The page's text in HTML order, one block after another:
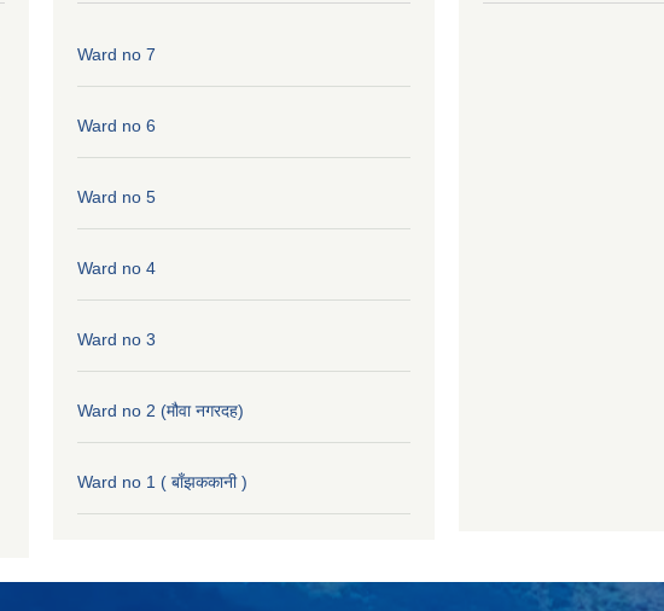
Ward no 7
Ward no 6
Ward no 5
Ward no 4
Ward no 3
Ward no 2 (मौवा नगरदह)
Ward no 1 ( बाँझककानी )